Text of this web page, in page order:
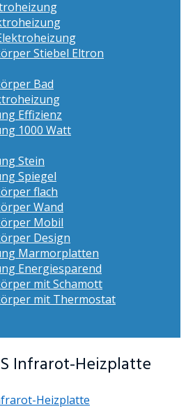
Stiebel Eltron
Bad
Effizienz
1000 Watt
Stein
Spiegel
flach
Wand
Mobil
Design
Marmorplatten
Energiesparend
mit Schamott
mit Thermostat
S Infrarot-Heizplatte